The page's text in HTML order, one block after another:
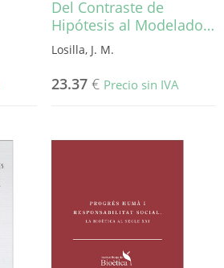
Del Contraste de
Hipótesis al Modelado…
Losilla, J. M.
23.37 € Precio sin IVA